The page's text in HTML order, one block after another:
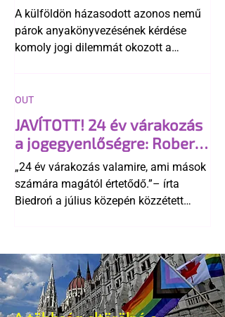
A külföldön házasodott azonos nemű
párok anyakönyvezésének kérdése
komoly jogi dilemmát okozott a
egyértelműen tiltja a házasságuk
elismerését. Közben az ellenzéken belül
is vita robbant ki arról, hogy vissza
kellene-e vonni a kormány konzervatív
alkotmánymódosítását
JAVÍTOTT! 24 év várakozás
a jogegyenlőségre: Robert
Biedroń megindító üzenete
a lengyel bejegyzett
élettársi kapcsolatokért
„24 év várakozás valamire, ami mások
számára magától értetődő.”– írta
Biedroń a július közepén közzétett
OUT